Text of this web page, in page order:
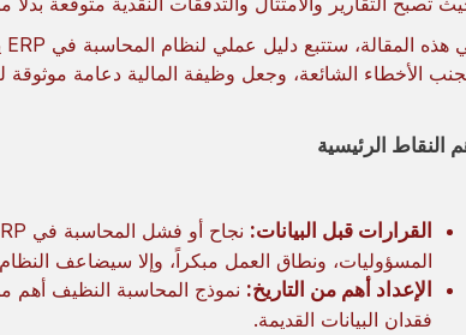
الأخطاء الشائعة، وجعل وظيفة المالية دعامة موثوقة
النقاط الرئيسية
القرارات قبل البيانات:
المسؤوليات، ونطاق العمل مبكراً، وإلا سيضاعف
الإعداد أهم من التاريخ: نموذج المحاسبة النظيف أهم
فقدان البيانات القديمة.